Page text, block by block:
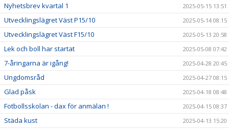
Nyhetsbrev kvartal 1 2025-05-15 13:51
Utvecklingslägret Väst P15/10 2025-05-14 08:15
Utvecklingslägret Väst F15/10 2025-05-13 20:58
Lek och boll har startat 2025-05-08 07:42
7-åringarna är igång! 2025-04-28 20:45
Ungdomsråd 2025-04-27 08:15
Glad påsk 2025-04-18 08:48
Fotbollsskolan - dax för anmälan ! 2025-04-15 08:37
Städa kust 2025-04-13 15:20